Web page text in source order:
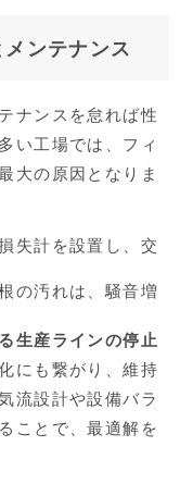
ンテナンス
ナンスを怠れば性
い工場では、フィ
大の原因となりま
失計を設置し、交
の汚れは、騒音増
生産ラインの停止
にも繋がり、維持
流設計や設備バラ
ことで、最適解を